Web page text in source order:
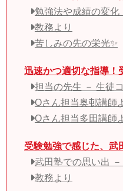
勉強法や成績の変化
教務より
苦しみの先の栄光✨
迅速かつ適切な指導！
担当の先生 － 生徒
Oさん担当奥邨講師
Oさん担当多田講師
受験勉強で感じた、武
武田塾での思い出
教務より